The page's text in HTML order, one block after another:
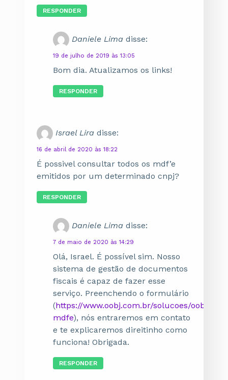
RESPONDER
Daniele Lima disse:
19 de julho de 2019 às 13:05
Bom dia. Atualizamos os links!
RESPONDER
Israel Lira disse:
16 de abril de 2020 às 18:22
É possivel consultar todos os mdf’e
emitidos por um determinado cnpj?
RESPONDER
Daniele Lima disse:
7 de maio de 2020 às 14:29
Olá, Israel. É possível sim. Nosso
sistema de gestão de documentos
fiscais é capaz de fazer esse
serviço. Preenchendo o formulário
(https://www.oobj.com.br/solucoes/oobj-
mdfe), nós entraremos em contato
e te explicaremos direitinho como
funciona! Obrigada.
RESPONDER